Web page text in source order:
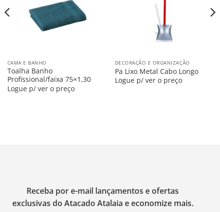
CAMA E BANHO
Toalha Banho
Profissional/faixa 75×1,30
Logue p/ ver o preço
DECORAÇÃO E ORGANIZAÇÃO
Pa Lixo Metal Cabo Longo
Logue p/ ver o preço
Receba por e-mail lançamentos e ofertas
exclusivas do Atacado Atalaia e economize mais.